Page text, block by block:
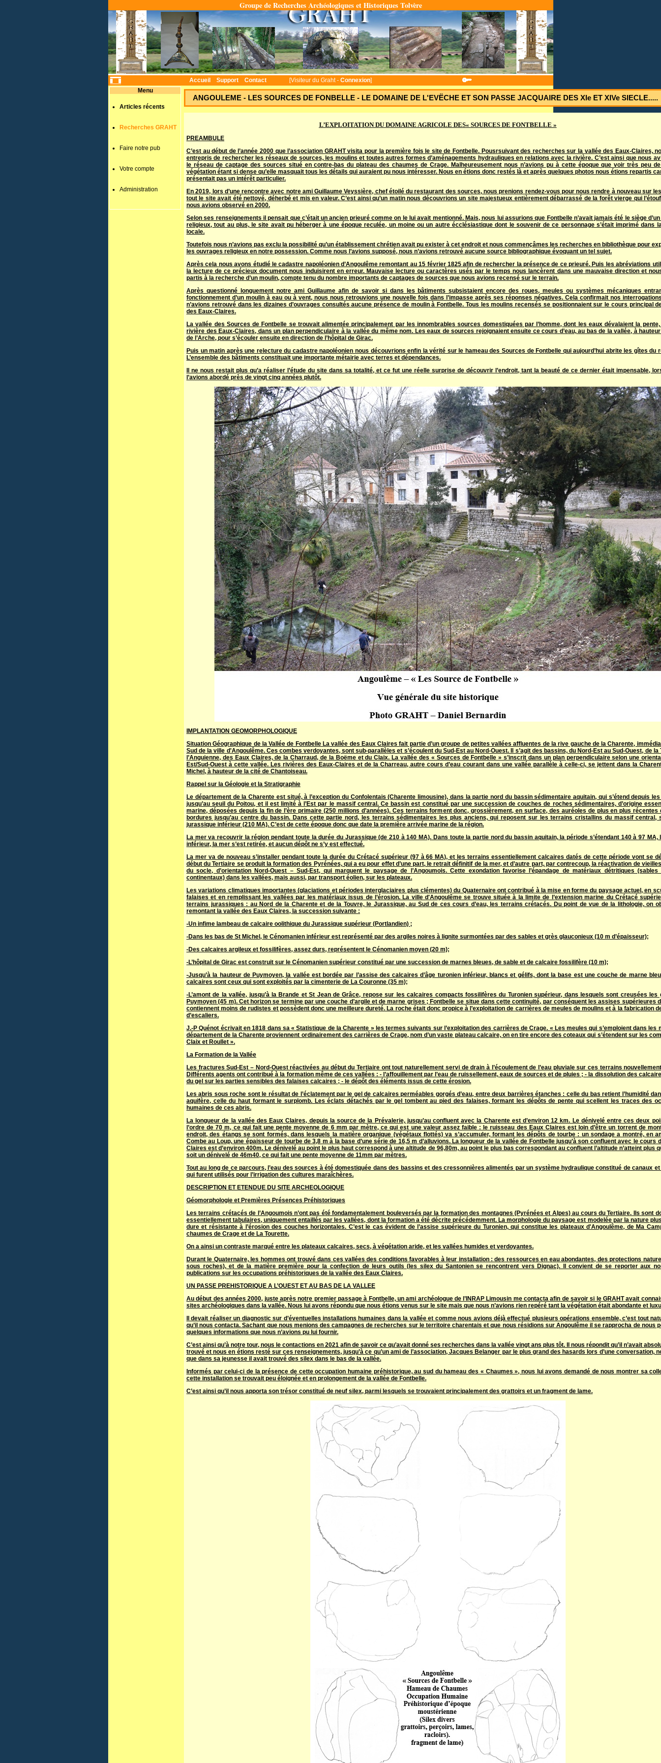
Groupe de Recherches Archéologiques et Historiques Tolvère
Accueil Support Contact [Visiteur du Graht - Connexion]
Menu
Articles récents
Recherches GRAHT
Faire notre pub
Votre compte
Administration
ANGOULEME - LES SOURCES DE FONBELLE - LE DOMAINE DE L'EVËCHE ET SON PASSE JACQUAIRE DES XIe ET XIVe SIECLE.....
L’EXPLOITATION DU DOMAINE AGRICOLE DES« SOURCES DE FONTBELLE »
PREAMBULE
C’est au début de l’année 2000 que l’association GRAHT visita pour la première fois le site de Fontbelle. Pousrsuivant des recherches sur la vallée des Eaux-Claires,
entrepris de rechercher les réseaux de sources, les moulins et toutes autres formes d’aménagements hydrauliques en relations avec la rivière. C’est ainsi que nous
le réseau de captage des sources situé en contre-bas du plateau des chaumes de Crage. Malheureusement nous n’avions pu à cette époque que voir très peu
végétation étant si dense qu’elle masquait tous les détails qui auraient pu nous intéresser. Nous en étions donc restés là et après quelques photos nous étions repartis
présentait pas un intérêt particulier.
En 2019, lors d’une rencontre avec notre ami Guillaume Veyssière, chef étoilé du restaurant des sources, nous prenions rendez-vous pour nous rendre à nouveau sur
tout le site avait été nettoyé, déherbé et mis en valeur. C’est ainsi qu’un matin nous découvrions un site majestueux entièrement débarrassé de la forêt vierge qui
nous avions observé en 2000.
Selon ses renseignements il pensait que c’était un ancien prieuré comme on le lui avait mentionné. Mais, nous lui assurions que Fontbelle n’avait jamais été le siège
religieux, tout au plus, le site avait pu héberger à une époque reculée, un moine ou un autre écclésiastique dont le souvenir de ce personnage s’était imprimé dans
locale.
Toutefois nous n’avions pas exclu la possibilité qu’un établissement chrétien avait pu exister à cet endroit et nous commençâmes les recherches en bibliothèque pour
les ouvrages religieux en notre possession. Comme nous l’avions supposé, nous n’avions retrouvé aucune source bibliographique évoquant un tel sujet.
Après cela nous avons étudié le cadastre napoléonien d’Angoulême remontant au 15 février 1825 afin de rechercher la présence de ce prieuré. Puis les abréviations
la lecture de ce précieux document nous induisirent en erreur. Mauvaise lecture ou caractères usés par le temps nous lancèrent dans une mauvaise direction et
partis à la recherche d’un moulin, compte tenu du nombre importants de captages de sources que nous avions recensé sur le terrain.
Après questionné longuement notre ami Guillaume afin de savoir si dans les bâtiments subsistaient encore des roues, meules ou systèmes mécaniques
fonctionnement d’un moulin à eau ou à vent, nous nous retrouvions une nouvelle fois dans l’impasse après ses réponses négatives. Cela confirmait nos
n’avions retrouvé dans les dizaines d’ouvrages consultés aucune présence de moulin à Fontbelle. Tous les moulins recensés se positionnaient sur le cours principal
des Eaux-Claires.
La vallée des Sources de Fontbelle se trouvait alimentée principalement par les innombrables sources domestiquées par l’homme, dont les eaux dévalaient la pente,
rivière des Eaux-Claires, dans un plan perpendiculaire à la vallée du même nom. Les eaux de sources rejoignaient ensuite ce cours d’eau, au bas de la vallée, à
de l’Arche, pour s’écouler ensuite en direction de l’hôpital de Girac.
Puis un matin après une relecture du cadastre napoléonien nous découvrions enfin la vérité sur le hameau des Sources de Fontbelle qui aujourd’hui abrite les gîtes du
L’ensemble des bâtiments constituait une importante métairie avec terres et dépendances.
Il ne nous restait plus qu’a réaliser l’étude du site dans sa totalité, et ce fut une réelle surprise de découvrir l’endroit, tant la beauté de ce dernier était impensable,
l’avions abordé près de vingt cinq années plutôt.
IMPLANTATION GEOMORPHOLOGIQUE
Situation Géographique de la Vallée de Fontbelle La vallée des Eaux Claires fait partie d’un groupe de petites vallées affluentes de la rive gauche de la Charente,
Sud de la ville d'Angoulême. Ces combes verdoyantes, sont sub-parallèles et s’écoulent du Sud-Est au Nord-Ouest. Il s’agit des bassins, du Nord-Est au Sud-Ouest, de la
l’Anguienne, des Eaux Claires, de la Charraud, de la Boëme et du Claix. La vallée des « Sources de Fontbelle » s’inscrit dans un plan perpendiculaire selon une
Est/Sud-Ouest à cette vallée. Les rivières des Eaux-Claires et de la Charreau, autre cours d’eau courant dans une vallée parallèle à celle-ci, se jettent dans la
Michel, à hauteur de la cité de Chantoiseau.
Rappel sur la Géologie et la Stratigraphie
Le département de la Charente est situé, à l’exception du Confolentais (Charente limousine), dans la partie nord du bassin sédimentaire aquitain, qui s’étend depuis
jusqu’au seuil du Poitou, et il est limité à l’Est par le massif central. Ce bassin est constitué par une succession de couches de roches sédimentaires, d’origine
marine, déposées depuis la fin de l’ère primaire (250 millions d’années). Ces terrains forment donc, grossièrement, en surface, des auréoles de plus en plus récentes
bordures jusqu’au centre du bassin. Dans cette partie nord, les terrains sédimentaires les plus anciens, qui reposent sur les terrains cristallins du massif central,
jurassique inférieur (210 MA). C’est de cette époque donc que date la première arrivée marine de la région.
La mer va recouvrir la région pendant toute la durée du Jurassique (de 210 à 140 MA). Dans toute la partie nord du bassin aquitain, la période s’étendant 140 à 97 MA,
inférieur, la mer s’est retirée, et aucun dépôt ne s’y est effectué.
La mer va de nouveau s’installer pendant toute la durée du Crétacé supérieur (97 à 66 MA), et les terrains essentiellement calcaires datés de cette période vont se
début du Tertiaire se produit la formation des Pyrénées, qui a eu pour effet d’une part, le retrait définitif de la mer, et d’autre part, par contrecoup, la réactivation de
du socle, d’orientation Nord-Ouest – Sud-Est, qui marquent le paysage de l’Angoumois. Cette exondation favorise l’épandage de matériaux détritiques
continentaux) dans les vallées, mais aussi, par transport éolien, sur les plateaux.
Les variations climatiques importantes (glaciations et périodes interglaciaires plus clémentes) du Quaternaire ont contribué à la mise en forme du paysage actuel, en
falaises et en remplissant les vallées par les matériaux issus de l’érosion. La ville d'Angoulême se trouve située à la limite de l’extension marine du Crétacé
terrains jurassiques : au Nord de la Charente et de la Touvre, le Jurassique, au Sud de ces cours d’eau, les terrains crétacés. Du point de vue de la lithologie, on
remontant la vallée des Eaux Claires, la succession suivante :
-Un infime lambeau de calcaire oolithique du Jurassique supérieur (Portlandien) ;
-Dans les bas de St Michel, le Cénomanien inférieur est représenté par des argiles noires à lignite surmontées par des sables et grès glauconieux (10 m d’épaisseur);
-Des calcaires argileux et fossilifères, assez durs, représentent le Cénomanien moyen (20 m);
-L’hôpital de Girac est construit sur le Cénomanien supérieur constitué par une succession de marnes bleues, de sable et de calcaire fossilifère (10 m);
-Jusqu’à la hauteur de Puymoyen, la vallée est bordée par l’assise des calcaires d’âge turonien inférieur, blancs et gélifs, dont la base est une couche de marne
calcaires sont ceux qui sont exploités par la cimenterie de La Couronne (35 m);
-L’amont de la vallée, jusqu’à la Brande et St Jean de Grâce, repose sur les calcaires compacts fossilifères du Turonien supérieur, dans lesquels sont creusées les
Puymoyen (45 m). Cet horizon se termine par une couche d’argile et de marne grises ; Fontbelle se situe dans cette continuité, par conséquent les assises supérieures
contiennent moins de rudistes et possèdent donc une meilleure dureté. La roche était donc propice à l’exploitation de carrières de meules de moulins et à la fabrication
d’escaliers.
J.-P Quénot écrivait en 1818 dans sa « Statistique de la Charente » les termes suivants sur l’exploitation des carrières de Crage. « Les meules qui s’emploient dans les
département de la Charente proviennent ordinairement des carrières de Crage, nom d’un vaste plateau calcaire, on en tire encore des coteaux qui s’étendent sur les
Claix et Roullet ».
La Formation de la Vallée
Les fractures Sud-Est – Nord-Ouest réactivées au début du Tertiaire ont tout naturellement servi de drain à l’écoulement de l’eau pluviale sur ces terrains
Différents agents ont contribué à la formation même de ces vallées : - l’affouillement par l’eau de ruissellement, eaux de sources et de pluies ; - la dissolution des
du gel sur les parties sensibles des falaises calcaires ; - le dépôt des éléments issus de cette érosion.
Les abris sous roche sont le résultat de l’éclatement par le gel de calcaires perméables gorgés d’eau, entre deux barrières étanches : celle du bas retient l’humidité
aquifère, celle du haut formant le surplomb. Les éclats détachés par le gel tombent au pied des falaises, formant les dépôts de pente qui scellent les traces des
humaines de ces abris.
La longueur de la vallée des Eaux Claires, depuis la source de la Prévalerie, jusqu’au confluent avec la Charente est d’environ 12 km. Le dénivelé entre ces deux
l’ordre de 70 m, ce qui fait une pente moyenne de 6 mm par mètre, ce qui est une valeur assez faible : le ruisseau des Eaux Claires est loin d’être un torrent de
endroit, des étangs se sont formés, dans lesquels la matière organique (végétaux flottés) va s’accumuler, formant les dépôts de tourbe : un sondage a montré, en
Combe au Loup, une épaisseur de tourbe de 3,8 m à la base d’une série de 16,5 m d’alluvions. La longueur de la vallée de Fontbelle jusqu’à son confluent avec le cours
Claires est d’environ 400m. Le dénivelé au point le plus haut correspond à une altitude de 96,80m, au point le plus bas correspondant au confluent l’altitude n’atteint plus
soit un dénivelé de 46m40, ce qui fait une pente moyenne de 11mm par mètres.
Tout au long de ce parcours, l’eau des sources à été domestiquée dans des bassins et des cressonnières alimentés par un système hydraulique constitué de canaux
qui furent utilisés pour l’irrigation des cultures maraîchères.
DESCRIPTION ET ETENDUE DU SITE ARCHEOLOGIQUE
Géomorphologie et Premières Présences Préhistoriques
Les terrains crétacés de l’Angoumois n’ont pas été fondamentalement bouleversés par la formation des montagnes (Pyrénées et Alpes) au cours du Tertiaire. Ils sont
essentiellement tabulaires, uniquement entaillés par les vallées, dont la formation a été décrite précédemment. La morphologie du paysage est modelée par la nature
dure et résistante à l’érosion des couches horizontales. C’est le cas évident de l’assise supérieure du Turonien, qui constitue les plateaux d'Angoulême, de Ma
chaumes de Crage et de La Tourette.
On a ainsi un contraste marqué entre les plateaux calcaires, secs, à végétation aride, et les vallées humides et verdoyantes.
Durant le Quaternaire, les hommes ont trouvé dans ces vallées des conditions favorables à leur installation : des ressources en eau abondantes, des protections
sous roches), et de la matière première pour la confection de leurs outils (les silex du Santonien se rencontrent vers Dignac). Il convient de se reporter aux
publications sur les occupations préhistoriques de la vallée des Eaux Claires.
UN PASSE PREHISTORIQUE A L’OUEST ET AU BAS DE LA VALLEE
Au début des années 2000, juste après notre premier passage à Fontbelle, un ami archéologue de l’INRAP Limousin me contacta afin de savoir si le GRAHT avait
sites archéologiques dans la vallée. Nous lui avons répondu que nous étions venus sur le site mais que nous n’avions rien repéré tant la végétation était abondante et
Il devait réaliser un diagnostic sur d’éventuelles installations humaines dans la vallée et comme nous avions déjà effectué plusieurs opérations ensemble, c’est tout
qu’il nous contacta. Sachant que nous menions des campagnes de recherches sur le territoire charentais et que nous résidions sur Angoulême il se rapprocha de nous
quelques informations que nous n’avions pu lui fournir.
C’est ainsi qu’à notre tour, nous le contactions en 2021 afin de savoir ce qu’avait donné ses recherches dans la vallée vingt ans plus tôt. Il nous répondit qu’il n’avait
trouvé et nous en étions resté sur ces renseignements, jusqu’à ce qu’un ami de l’association, Jacques Belanger par le plus grand des hasards lors d’une conversation,
que dans sa jeunesse il avait trouvé des silex dans le bas de la vallée.
Informés par celui-ci de la présence de cette occupation humaine préhistorique, au sud du hameau des « Chaumes », nous lui avons demandé de nous montrer sa
cette installation se trouvait peu éloignée et en prolongement de la vallée de Fontbelle.
C’est ainsi qu’il nous apporta son trésor constitué de neuf silex, parmi lesquels se trouvaient principalement des grattoirs et un fragment de lame.
Temps : 0.1751 seconde(s)